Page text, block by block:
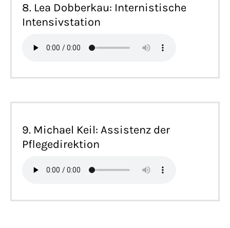
8. Lea Dobberkau: Internistische
Intensivstation
9. Michael Keil: Assistenz der
Pflegedirektion